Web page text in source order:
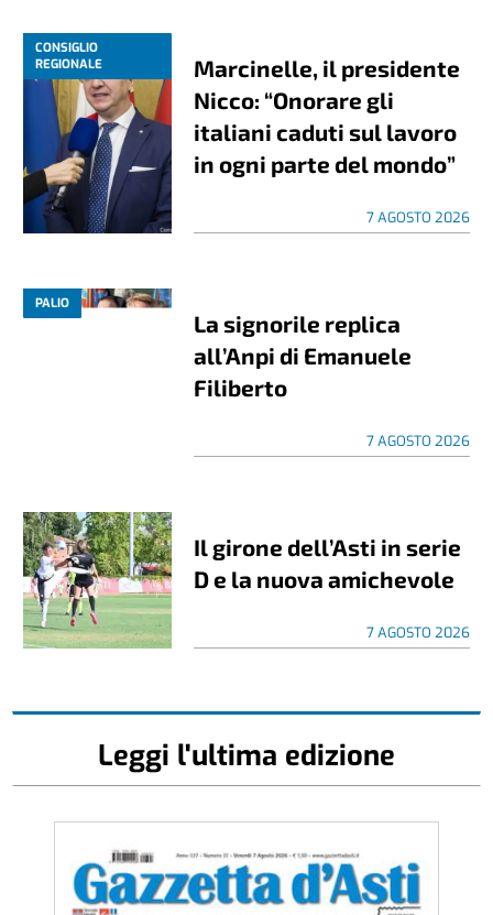
CONSIGLIO
REGIONALE
Marcinelle, il presidente
Nicco: “Onorare gli
italiani caduti sul lavoro
in ogni parte del mondo”
7 AGOSTO 2026
PALIO
La signorile replica
all’Anpi di Emanuele
Filiberto
7 AGOSTO 2026
Il girone dell’Asti in serie
D e la nuova amichevole
7 AGOSTO 2026
Leggi l'ultima edizione